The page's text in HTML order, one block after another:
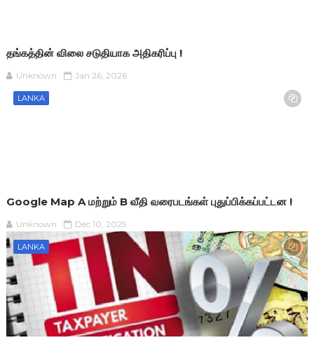
தங்கத்தின் விலை சடுதியாக அதிகரிப்பு !
Unknown Jan 26, 2026
LANKA
Google Map A மற்றும் B வீதி வரைபடங்கள் புதுப்பிக்கப்பட்டன !
Unknown Dec 10, 2025
LANKA